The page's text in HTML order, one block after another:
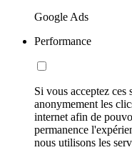
Google Ads
Performance
Si vous acceptez ces
anonymement les
internet afin de
permanence
nous utilisons les